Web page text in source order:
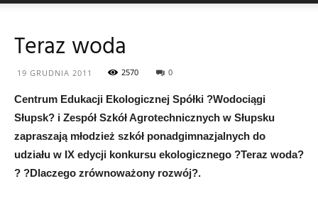
Abrys
Teraz woda
19 GRUDNIA 2011 2570 0
Centrum Edukacji Ekologicznej Spółki ?Wodociągi
Słupsk? i Zespół Szkół Agrotechnicznych w Słupsku
zapraszają młodzież szkół ponadgimnazjalnych do
udziału w IX edycji konkursu ekologicznego ?Teraz woda?
? ?Dlaczego zrównoważony rozwój?.